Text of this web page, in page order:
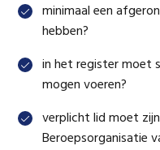
minimaal een
hebben?
in het register moet
mogen voeren?
verplicht lid moet
Beroepsorganisatie